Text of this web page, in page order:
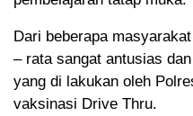
Dari beberapa
– rata sangat antusias
yang di lakukan oleh
vaksinasi Drive Thru.